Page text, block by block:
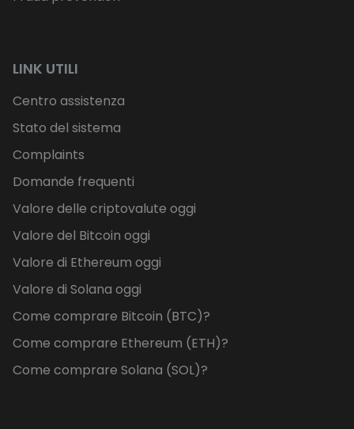
LINK UTILI
Centro assistenza
Stato del sistema
Complaints
Domande frequenti
Valore delle criptovalute oggi
Valore del Bitcoin oggi
Valore di Ethereum oggi
Valore di Solana oggi
Come comprare Bitcoin (BTC)?
Come comprare Ethereum (ETH)?
Come comprare Solana (SOL)?